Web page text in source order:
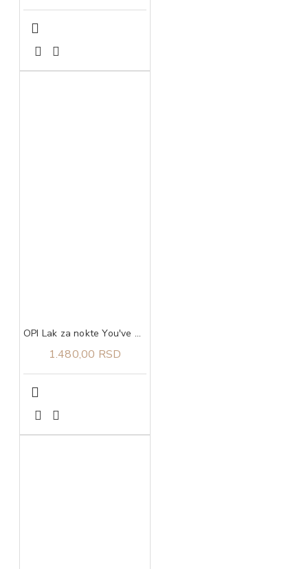
OPI Lak za nokte You've Got That Glas-Glow
1.480,00 RSD